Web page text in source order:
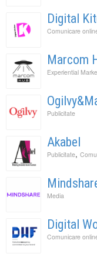
Digital
Comunicare
Marcom
Experiential
Publicitate
Akabel
Publicitate,
Media
Digital
Comunicare